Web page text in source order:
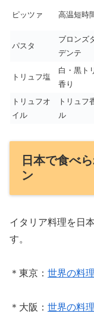
ピッツァ 高温短時
パスタ
ブロンズ
デンテ
トリュフ塩
白・黒ト
香り
トリュフオ
イル
トリュフ
ル
日本で食べ
ン
イタリア料理を日
す。
＊東京： 世界の料
＊大阪： 世界の料